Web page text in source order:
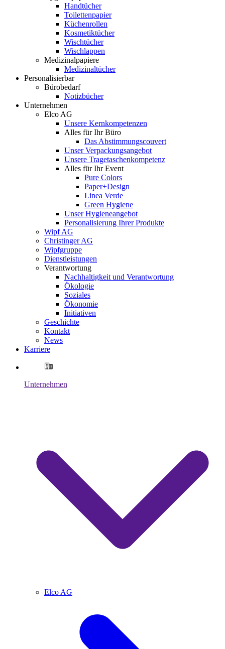
Handtücher
Toilettenpapier
Küchenrollen
Kosmetiktücher
Wischtücher
Wischlappen
Medizinalpapiere
Medizinaltücher
Personalisierbar
Bürobedarf
Notizbücher
Unternehmen
Elco AG
Unsere Kernkompetenzen
Alles für Ihr Büro
Das Abstimmungscouvert
Unser Verpackungsangebot
Unsere Tragetaschenkompetenz
Alles für Ihr Event
Pure Colors
Paper+Design
Linea Verde
Green Hygiene
Unser Hygieneangebot
Personalisierung Ihrer Produkte
Wipf AG
Christinger AG
Wipfgruppe
Dienstleistungen
Verantwortung
Nachhaltigkeit und Verantwortung
Ökologie
Soziales
Ökonomie
Initiativen
Geschichte
Kontakt
News
Karriere
Unternehmen
Elco AG